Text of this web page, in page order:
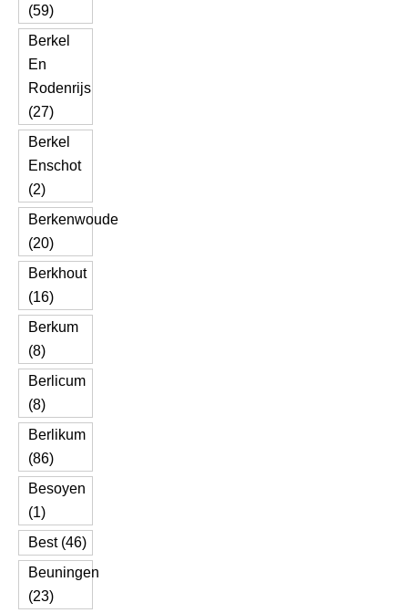
(59)
Berkel
En
Rodenrijs
(27)
Berkel
Enschot
(2)
Berkenwoude
(20)
Berkhout
(16)
Berkum
(8)
Berlicum
(8)
Berlikum
(86)
Besoyen
(1)
Best (46)
Beuningen
(23)